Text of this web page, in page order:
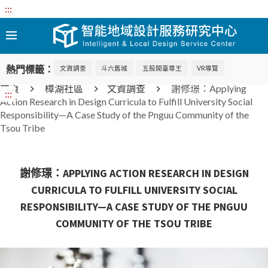
:::
熱門標籤： 文資調查 斗六舊城 五股開臺尊王 VR導覽
:::
首頁 樟湖社區 文資調查
謝修璟：Applying
Action Research in Design Curricula to Fulfill University Social
Responsibility—A Case Study of the Pnguu Community of the
Tsou Tribe
謝修璟：APPLYING ACTION RESEARCH IN DESIGN
CURRICULA TO FULFILL UNIVERSITY SOCIAL
RESPONSIBILITY—A CASE STUDY OF THE PNGUU
COMMUNITY OF THE TSOU TRIBE